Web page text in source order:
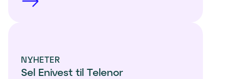
NYHETER
Sel Enivest til Telenor